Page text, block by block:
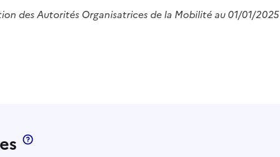
des Autorités Organisatrices de la Mobilité au 01/01/2025